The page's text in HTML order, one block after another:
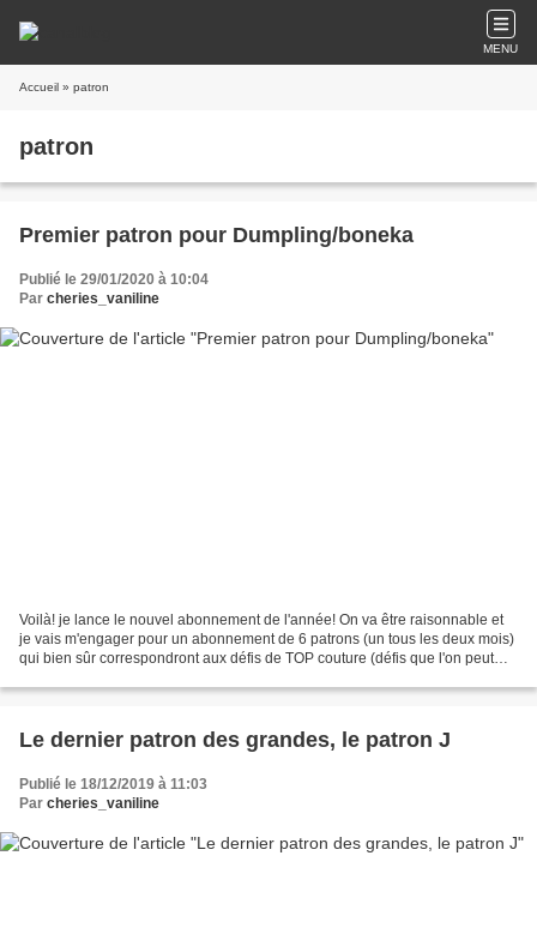
MENU
Accueil » patron
patron
Premier patron pour Dumpling/boneka
Publié le 29/01/2020 à 10:04
Par cheries_vaniline
Voilà! je lance le nouvel abonnement de l'année! On va être raisonnable et
je vais m'engager pour un abonnement de 6 patrons (un tous les deux mois)
qui bien sûr correspondront aux défis de TOP couture (défis que l'on peut
Le dernier patron des grandes, le patron J
Publié le 18/12/2019 à 11:03
Par cheries_vaniline